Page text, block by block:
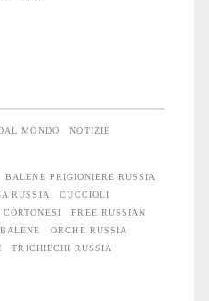
MONDO
NOTIZIE
BALENE PRIGIONIERE RUSSIA
RUSSIA
CUCCIOLI
CORTONESI
FREE RUSSIAN
ORCHE RUSSIA
TRICHIECHI RUSSIA